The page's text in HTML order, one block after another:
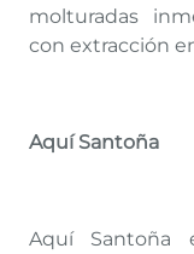
molturadas
con extracción
Aquí Santoña
Aquí Santoña